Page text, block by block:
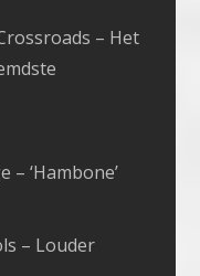
– Het
– ‘Hambone’
– Louder